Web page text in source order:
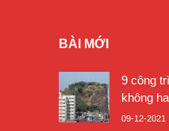
BÀI MỚI
9 công
không
09-12-2021